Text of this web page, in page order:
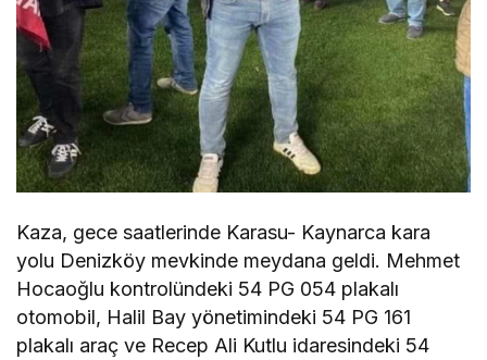
Kaza, gece saatlerinde Karasu- Kaynarca kara
yolu Denizköy mevkinde meydana geldi. Mehmet
Hocaoğlu kontrolündeki 54 PG 054 plakalı
otomobil, Halil Bay yönetimindeki 54 PG 161
plakalı araç ve Recep Ali Kutlu idaresindeki 54